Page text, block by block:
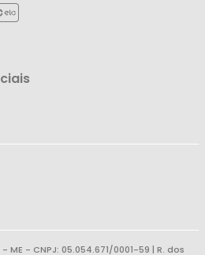
- CNPJ: 05.054.671/0001-59 | R. dos